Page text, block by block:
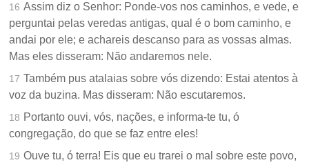
16 Assim diz o Senhor: Ponde-vos nos caminhos, e vede, e
perguntai pelas veredas antigas, qual é o bom caminho, e
andai por ele; e achareis descanso para as vossas almas.
Mas eles disseram: Não andaremos nele.
17 Também pus atalaias sobre vós dizendo: Estai atentos à
voz da buzina. Mas disseram: Não escutaremos.
18 Portanto ouvi, vós, nações, e informa-te tu, ó
congregação, do que se faz entre eles!
19 Ouve tu, ó terra! Eis que eu trarei o mal sobre este povo,